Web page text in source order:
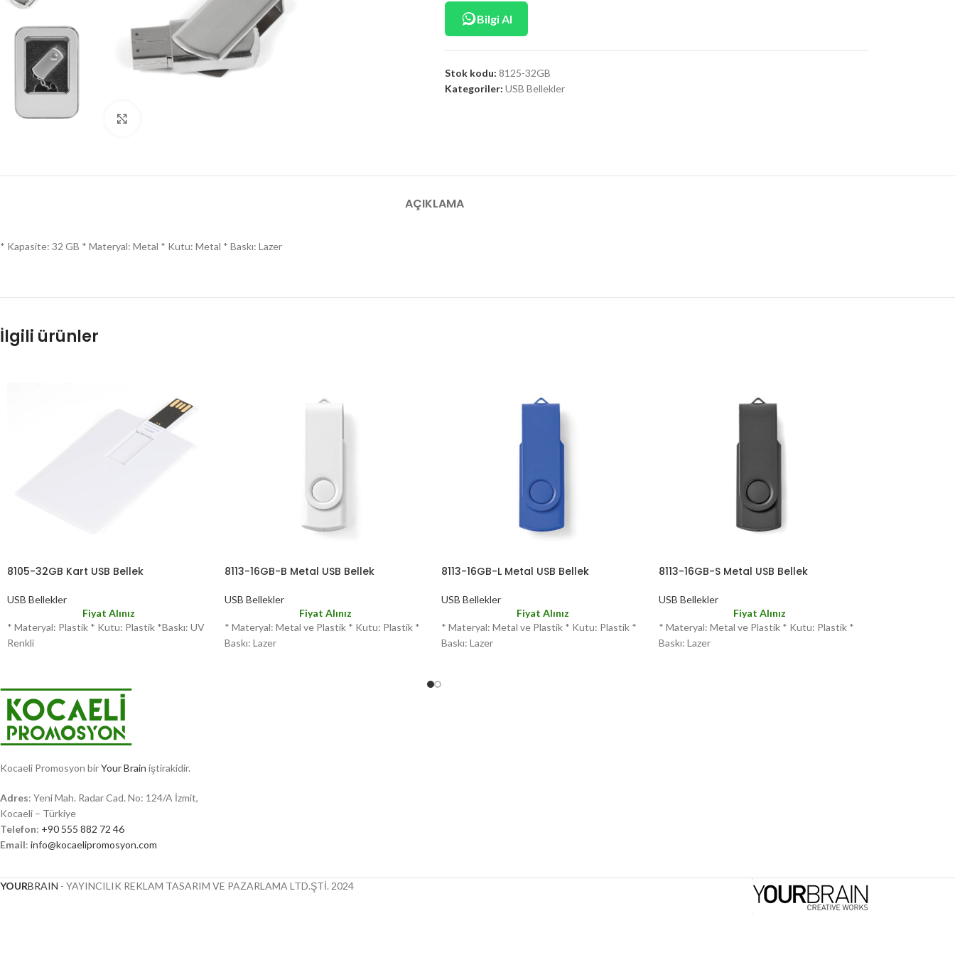
Bilgi Al
Stok kodu: 8125-32GB
Kategoriler: USB Bellekler
AÇIKLAMA
* Kapasite: 32 GB * Materyal: Metal * Kutu: Metal * Baskı: Lazer
İlgili ürünler
8105-32GB Kart USB Bellek
USB Bellekler
Fiyat Alınız
* Materyal: Plastik * Kutu: Plastik *Baskı: UV
Renkli
8113-16GB-B Metal USB Bellek
USB Bellekler
Fiyat Alınız
* Materyal: Metal ve Plastik * Kutu: Plastik *
Baskı: Lazer
8113-16GB-L Metal USB Bellek
USB Bellekler
Fiyat Alınız
* Materyal: Metal ve Plastik * Kutu: Plastik *
Baskı: Lazer
8113-16GB-S Metal USB Bellek
USB Bellekler
Fiyat Alınız
* Materyal: Metal ve Plastik * Kutu: Plastik *
Baskı: Lazer
Kocaeli Promosyon birYour Brain iştirakidir.
Adres: Yeni Mah. Radar Cad. No: 124/A İzmit,
Kocaeli – Türkiye
Telefon: +90 555 882 72 46
Email: info@kocaelipromosyon.com
YOURBRAIN - YAYINCILIK REKLAM TASARIM VE PAZARLAMA LTD.ŞTİ. 2024